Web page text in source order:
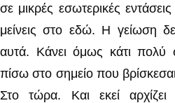
σε μικρές εσωτερικές
μείνεις στο εδώ. Η γείωση
αυτά. Κάνει όμως κάτι πολύ
πίσω στο σημείο που
Στο τώρα. Και εκεί